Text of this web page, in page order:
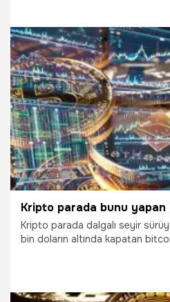
üzerine çıksa da günlük kaybı
para fiyatlarında son durum...
23.03.2023 Ekonomi
Kripto parada dalgalı seyir
bin doların altında kapatan
bulundu.